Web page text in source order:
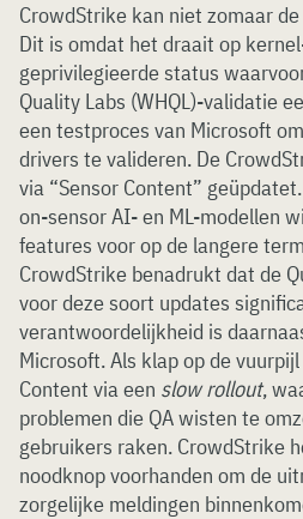
CrowdStrike kan niet zomaar
Dit is omdat het draait op
geprivilegieerde status
Quality Labs (WHQL)-validatie
een testproces van Microsoft
drivers te valideren. De
via “Sensor Content”
on-sensor AI- en ML-modellen
features voor op de langere
CrowdStrike benadrukt dat de
voor deze soort updates
verantwoordelijkheid is
Microsoft. Als klap op de
Content via een slow rollout,
problemen die QA wisten te
gebruikers raken. CrowdStrike
noodknop voorhanden om de
zorgelijke meldingen